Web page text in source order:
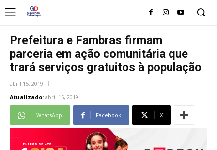
Prefeitura e Fambras firmam
parceria em ação comunitária que
trará serviços gratuitos à população
abril 15, 2019
Atualizado: abril 15, 2019
WhatsApp Facebook X